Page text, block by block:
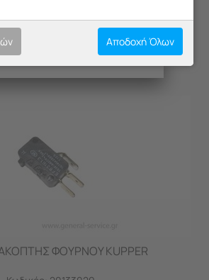
ΦΟΥΡΝΟΥ KUPPER
Αποδοχή Όλων
και σας ευχόμαστε καλό